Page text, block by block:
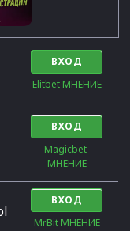
ВХОД
Elitbet МНЕНИЕ
ВХОД
Magicbet
МНЕНИЕ
ВХОД
MrBit МНЕНИЕ